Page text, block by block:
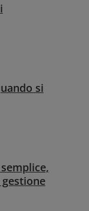
si